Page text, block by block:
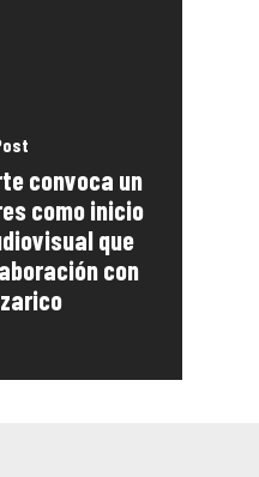
convoca un
como inicio
que
con